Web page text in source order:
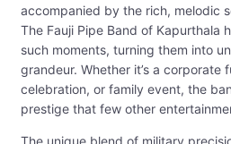
accompanied by the rich, melodic
The Fauji Pipe Band of Kapurthala
such moments, turning them into
grandeur. Whether it’s a corporate
celebration, or family event, the
prestige that few other